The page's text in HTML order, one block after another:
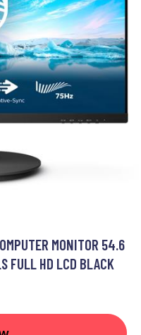
MONITOR 54.6
FULL HD LCD BLACK